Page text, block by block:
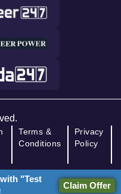
Terms &
Conditions
Privacy
Policy
"Test
Claim Offer